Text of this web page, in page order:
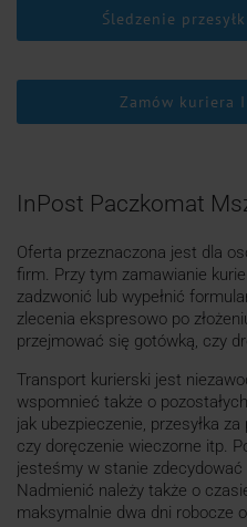
Śledzenie
Zamów kuriera
InPost Paczkomat
Oferta przeznaczona jest dla
firm. Przy tym zamawianie
zadzwonić lub wypełnić
zlecenia ekspresowo po
przejmować się gotówką, czy
Transport kurierski jest
wspomnieć także o
jak ubezpieczenie, przesyłka
czy doręczenie wieczorne itp.
jesteśmy w stanie
Nadmienić należy także o
maksymalnie dwa dni robocze